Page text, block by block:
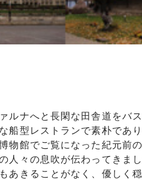
ルナへと長閑な田舎道をバ
船型レストランで素朴であ
物館でご覧になった紀元前
人々の息吹が伝わってきま
あきることがなく、優しく